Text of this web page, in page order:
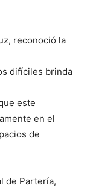
reconoció la
difíciles brinda
este
en el
de
de Partería,